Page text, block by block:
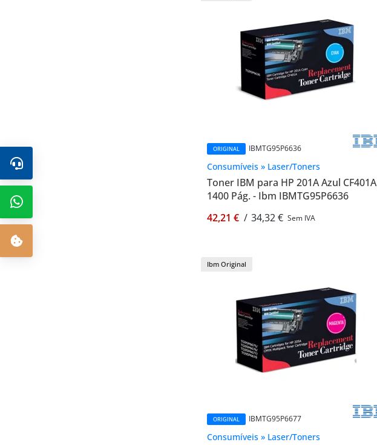
ORIGINAL IBMTG95P6636
Consumíveis » Laser/Toners
Toner IBM para HP 201A Azul CF401A
1400 Pág. - Ibm IBMTG95P6636
42,21 € / 34,32 € Sem IVA
Ibm Original
ORIGINAL IBMTG95P6677
Consumíveis » Laser/Toners